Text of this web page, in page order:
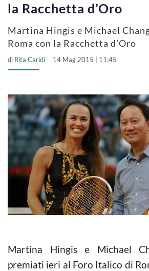
la Racchetta d’Oro
Martina Hingis e Michael
Roma con la Racchetta d'Oro
di Rita Caridi 14 Mag 2015 | 11:45
Martina Hingis e Michael
premiati ieri al Foro Italico di